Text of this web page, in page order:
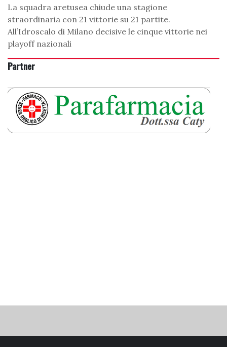
La squadra aretusea chiude una stagione
straordinaria con 21 vittorie su 21 partite.
All’Idroscalo di Milano decisive le cinque vittorie nei
playoff nazionali
Partner